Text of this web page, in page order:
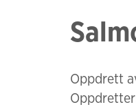
Oppdrett